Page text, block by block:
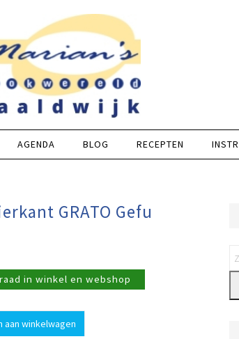
AGENDA BLOG RECEPTEN
GRATO Gefu
in winkel en webshop
aan winkelwagen